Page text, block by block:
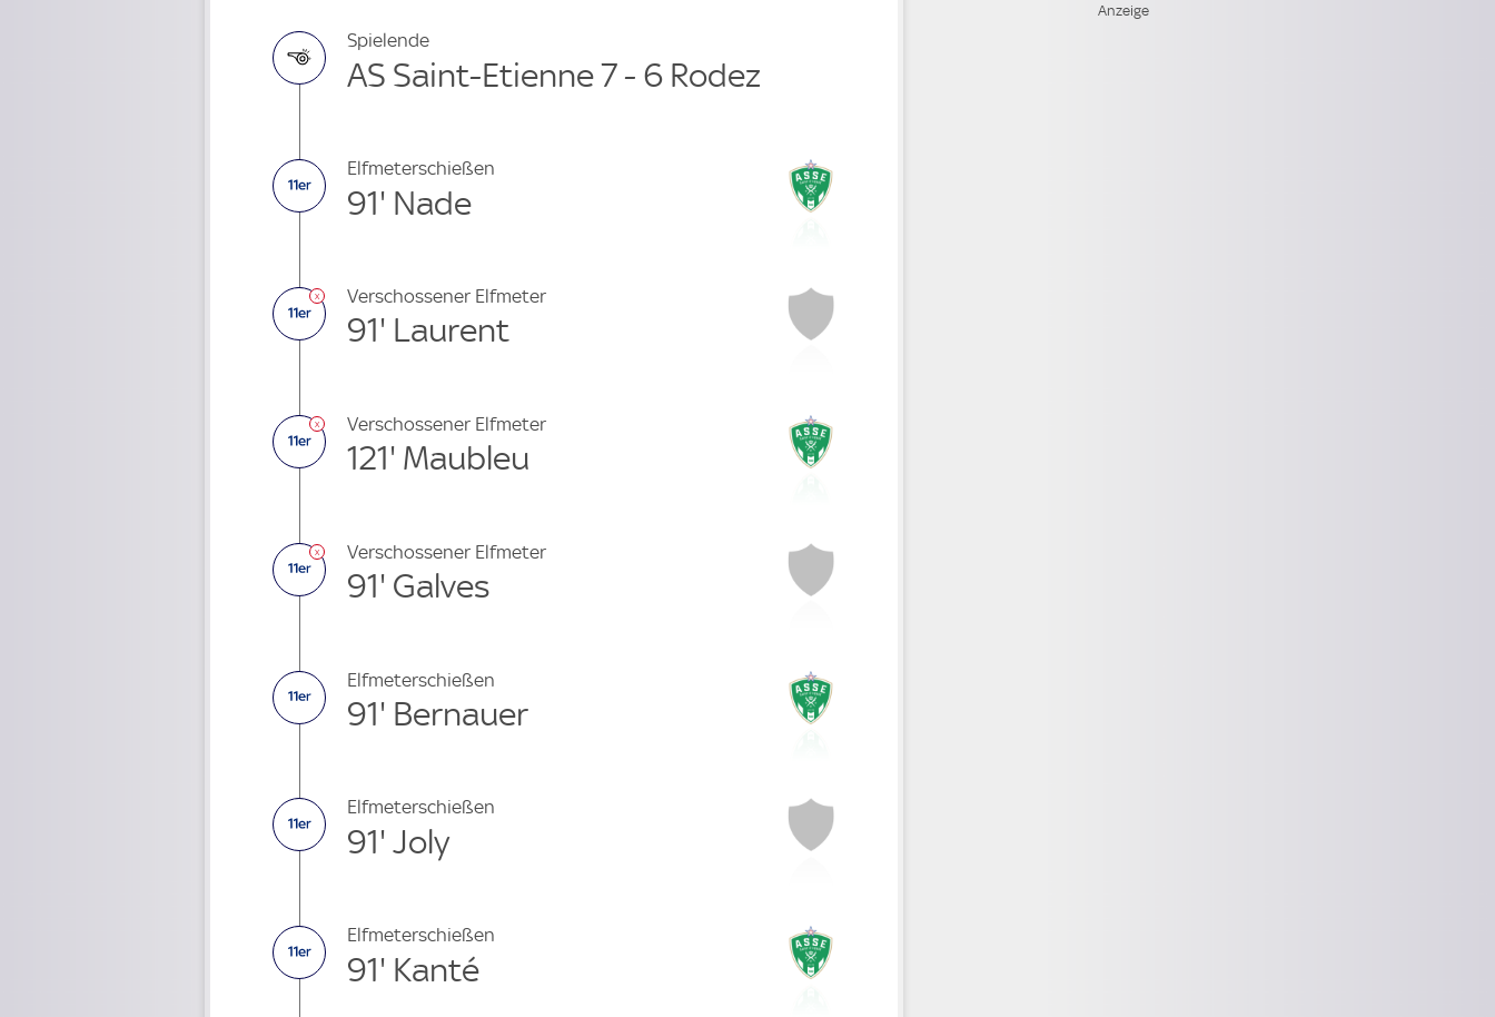
Spielende
AS Saint-Etienne 7 - 6 Rodez
Elfmeterschießen
91' Nade
Verschossener Elfmeter
91' Laurent
Verschossener Elfmeter
121' Maubleu
Verschossener Elfmeter
91' Galves
Elfmeterschießen
91' Bernauer
Elfmeterschießen
91' Joly
Elfmeterschießen
91' Kanté